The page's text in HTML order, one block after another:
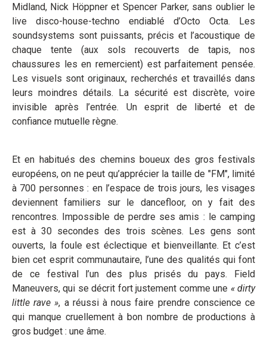
Midland, Nick Höppner et Spencer Parker, sans oublier le
live disco-house-techno endiablé d’Octo Octa. Les
soundsystems sont puissants, précis et l’acoustique de
chaque tente (aux sols recouverts de tapis, nos
chaussures les en remercient) est parfaitement pensée.
Les visuels sont originaux, recherchés et travaillés dans
leurs moindres détails. La sécurité est discrète, voire
invisible après l’entrée. Un esprit de liberté et de
confiance mutuelle règne.
Et en habitués des chemins boueux des gros festivals
européens, on ne peut qu’apprécier la taille de "FM", limité
à 700 personnes : en l’espace de trois jours, les visages
deviennent familiers sur le dancefloor, on y fait des
rencontres. Impossible de perdre ses amis : le camping
est à 30 secondes des trois scènes. Les gens sont
ouverts, la foule est éclectique et bienveillante. Et c’est
bien cet esprit communautaire, l’une des qualités qui font
de ce festival l’un des plus prisés du pays. Field
Maneuvers, qui se décrit fort justement comme une « dirty
little rave », a réussi à nous faire prendre conscience ce
qui manque cruellement à bon nombre de productions à
gros budget : une âme.